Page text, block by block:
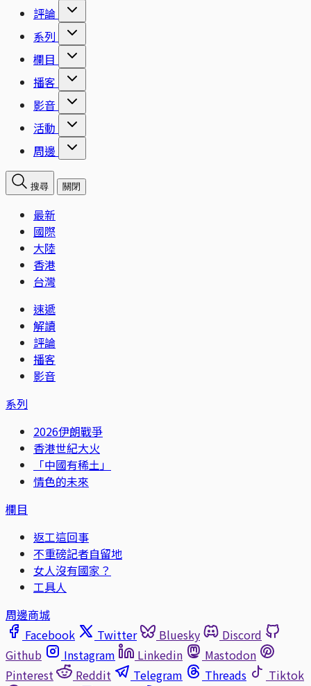
評論
系列
欄目
播客
影音
活動
周邊
搜尋 關閉
最新
國際
大陸
香港
台灣
速遞
解讀
評論
播客
影音
系列
2026伊朗戰爭
香港世紀大火
「中國有稀土」
情色的未來
欄目
返工這回事
不重磅記者自留地
女人沒有國家？
工具人
周邊商城
Facebook
Twitter Bluesky
Discord
Github
Instagram Linkedin
Mastodon
Pinterest
Reddit Telegram Threads
Tiktok